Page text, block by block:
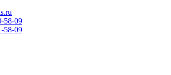
58-09
58-09